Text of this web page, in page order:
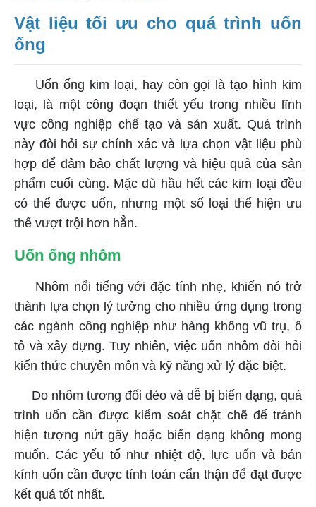
Vật liệu tối ưu cho quá trình uốn
ống
Uốn ống kim loại, hay còn gọi là tạo hình kim
loại, là một công đoạn thiết yếu trong nhiều lĩnh
vực công nghiệp chế tạo và sản xuất. Quá trình
này đòi hỏi sự chính xác và lựa chọn vật liệu phù
hợp để đảm bảo chất lượng và hiệu quả của sản
phẩm cuối cùng. Mặc dù hầu hết các kim loại đều
có thể được uốn, nhưng một số loại thể hiện ưu
thế vượt trội hơn hẳn.
Uốn ống nhôm
Nhôm nổi tiếng với đặc tính nhẹ, khiến nó trở
thành lựa chọn lý tưởng cho nhiều ứng dụng trong
các ngành công nghiệp như hàng không vũ trụ, ô
tô và xây dựng. Tuy nhiên, việc uốn nhôm đòi hỏi
kiến thức chuyên môn và kỹ năng xử lý đặc biệt.
Do nhôm tương đối dẻo và dễ bị biến dạng, quá
trình uốn cần được kiểm soát chặt chẽ để tránh
hiện tượng nứt gãy hoặc biến dạng không mong
muốn. Các yếu tố như nhiệt độ, lực uốn và bán
kính uốn cần được tính toán cẩn thận để đạt được
kết quả tốt nhất.